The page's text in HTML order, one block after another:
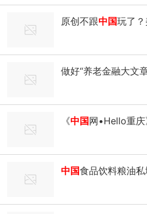
原创不跟中国玩了
做好“养老金融大文
老”变“享老”｜国寿
《中国网•Hello重
中国食品饮料粮油